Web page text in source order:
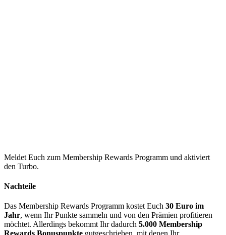
Meldet Euch zum Membership Rewards Programm und aktiviert
den Turbo.
Nachteile
Das Membership Rewards Programm kostet Euch 30 Euro im
Jahr, wenn Ihr Punkte sammeln und von den Prämien profitieren
möchtet. Allerdings bekommt Ihr dadurch 5.000 Membership